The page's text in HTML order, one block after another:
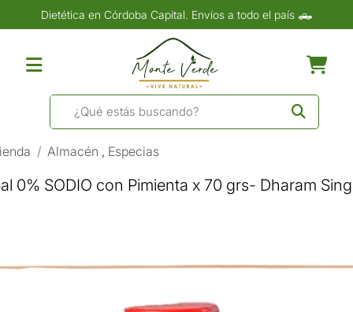
Dietética en Córdoba Capital. Envíos a todo el país 🛻
Almacén , Especias
0% SODIO con Pimienta x 70 grs- Dharam